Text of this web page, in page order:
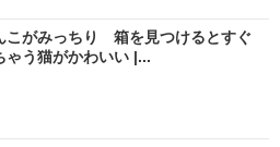
こがみっちり 箱を見つけるとすぐ
ゃう猫がかわいい |...